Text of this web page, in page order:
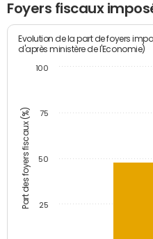
Foyers fiscaux
Part des foyers fiscaux (%)
Evolution de la part de foyers
d'après ministère de l'Economie)
25
50
75
100